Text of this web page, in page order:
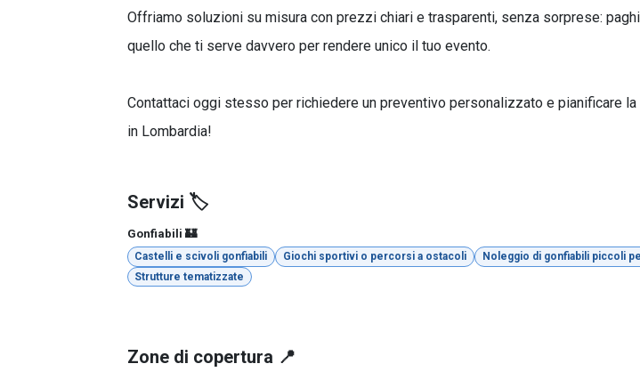
Offriamo soluzioni su misura con prezzi chiari e trasparenti, senza sorprese:
quello che ti serve davvero per rendere unico il tuo evento.
Contattaci oggi stesso per richiedere un preventivo personalizzato e pianificare
in Lombardia!
Servizi 🏷️
Gonfiabili 🏰
Castelli e scivoli gonfiabili Giochi sportivi o percorsi a ostacoli
Noleggio di gonfiabili piccoli
Strutture tematizzate
Zone di copertura 📍